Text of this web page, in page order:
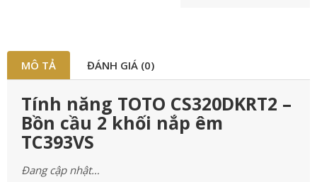
MÔ TẢ ĐÁNH GIÁ (0)
Tính năng TOTO CS320DKRT2 –
Bồn cầu 2 khối nắp êm
TC393VS
Đang cập nhật…